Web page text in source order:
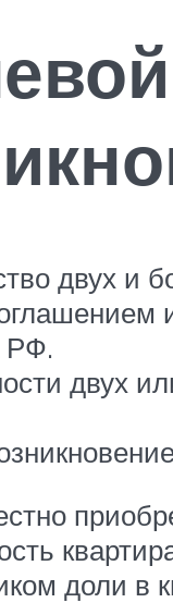
двух и
РФ.
двух
доли в